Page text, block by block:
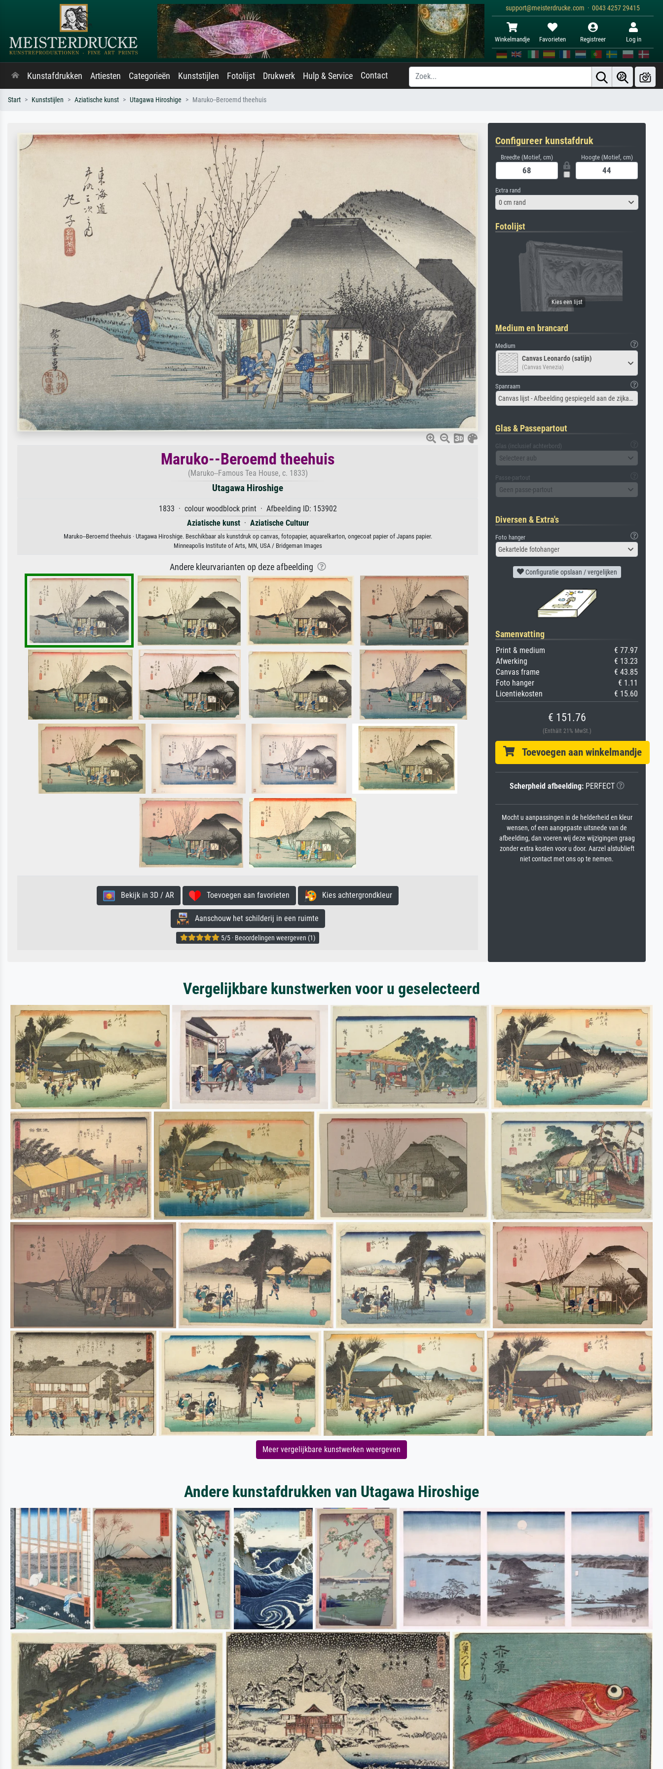
support@meisterdrucke.com · 0043 4257 29415
Winkelmandje Favorieten Registreer Log in
Kunstafdrukken Artiesten Categorieën Kunststijlen Fotolijst Drukwerk Hulp & Service Contact
Start Kunststijlen Aziatische kunst Utagawa Hiroshige Maruko--Beroemd theehuis
Maruko--Beroemd theehuis
(Maruko--Famous Tea House, c. 1833)
Utagawa Hiroshige
1833 · colour woodblock print · Afbeelding ID: 153902
Aziatische kunst· Aziatische Cultuur
Maruko--Beroemd theehuis · Utagawa Hiroshige. Beschikbaar als kunstdruk op canvas, fotopapier, aquarelkarton, ongecoat papier of Japans papier.
Minneapolis Institute of Arts, MN, USA / Bridgeman Images
Andere kleurvarianten op deze afbeelding
Bekijk in 3D / AR Toevoegen aan favorieten Kies achtergrondkleur
Aanschouw het schilderij in een ruimte
5/5 · Beoordelingen weergeven (1)
Configureer kunstafdruk
Breedte (Motief, cm) Hoogte (Motief, cm)
Extra rand
0 cm rand
Fotolijst
Medium en brancard
Medium
Canvas Leonardo (satijn)
(Canvas Venezia)
Spanraam
Canvas lijst - Afbeelding gespiegeld aan de zijkant
Glas & Passepartout
Glas (inclusief achterbord)
Selecteer aub
Passe-partout
Geen passe-partout
Diversen & Extra's
Foto hanger
Gekartelde fotohanger
Configuratie opslaan / vergelijken
Samenvatting
Print & medium
€ 77.97
Afwerking
€ 13.23
Canvas frame
€ 43.85
Foto hanger
€ 1.11
Licentiekosten
€ 15.60
€ 151.76
(Enthält 21% MwSt.)
Toevoegen aan winkelmandje
Scherpheid afbeelding:PERFECT
Mocht u aanpassingen in de helderheid en kleur
wensen, of een aangepaste uitsnede van de
afbeelding, dan voeren wij deze wijzigingen graag
zonder extra kosten voor u door. Aarzel alstublieft
niet contact met ons op te nemen.
Vergelijkbare kunstwerken voor u geselecteerd
Meer vergelijkbare kunstwerken weergeven
Andere kunstafdrukken van Utagawa Hiroshige